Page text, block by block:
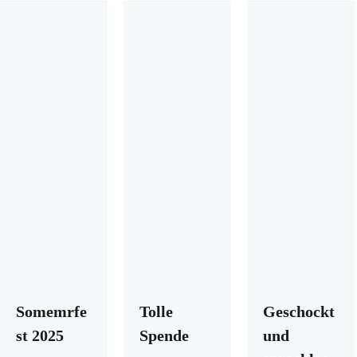
Somemrfe
st 2025
Tolle
Spende
Geschockt
und